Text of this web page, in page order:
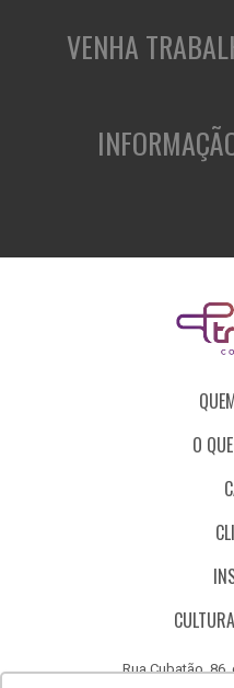
VENHA
O
Rua Cubatão,